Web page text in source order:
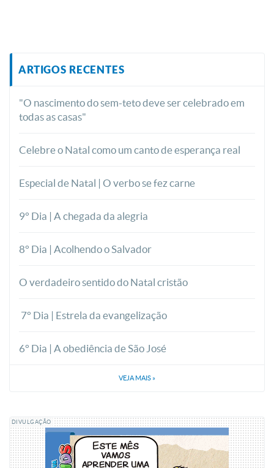
ARTIGOS RECENTES
"O nascimento do sem-teto deve ser celebrado em
todas as casas"
Celebre o Natal como um canto de esperança real
Especial de Natal | O verbo se fez carne
9° Dia | A chegada da alegria
8° Dia | Acolhendo o Salvador
O verdadeiro sentido do Natal cristão
7° Dia | Estrela da evangelização
6° Dia | A obediência de São José
VEJA MAIS »
DIVULGAÇÃO